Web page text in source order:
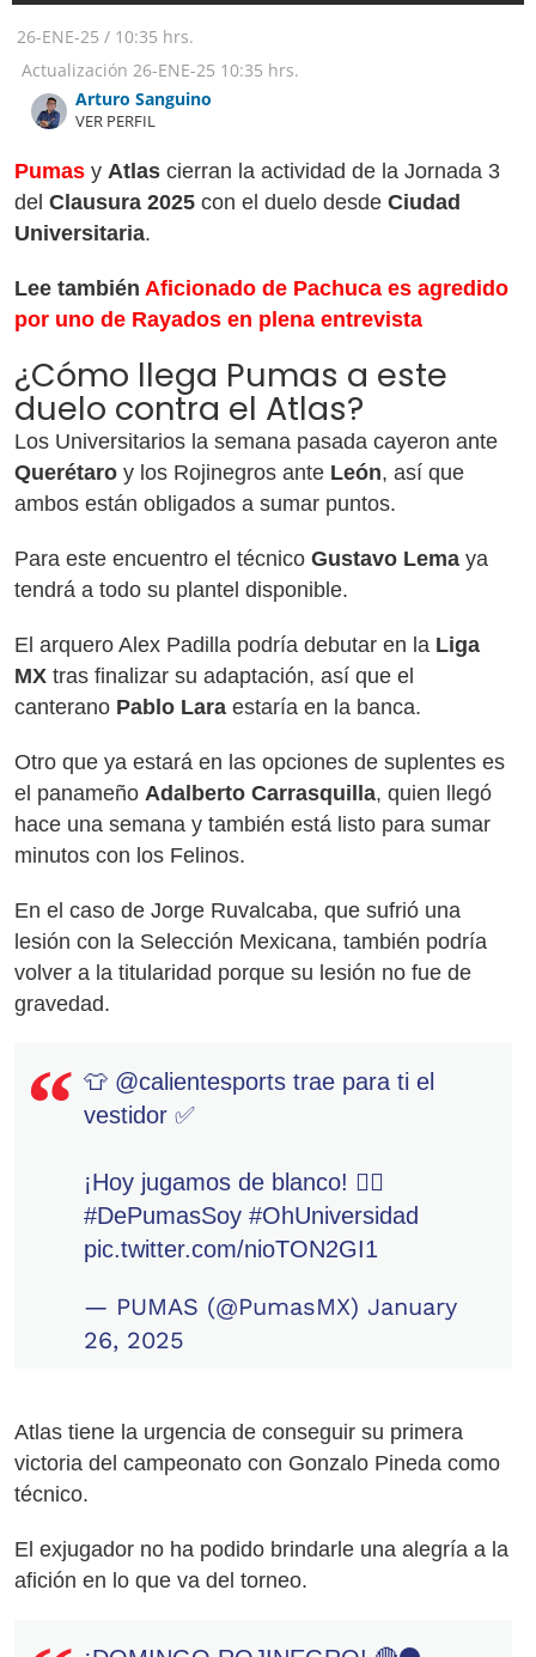
26-ENE-25 / 10:35 hrs.
Actualización 26-ENE-25 10:35 hrs.
Arturo Sanguino
VER PERFIL
Pumas y Atlas cierran la actividad de la Jornada 3
del Clausura 2025 con el duelo desde Ciudad
Universitaria.
Lee también Aficionado de Pachuca es agredido
por uno de Rayados en plena entrevista
¿Cómo llega Pumas a este
duelo contra el Atlas?
Los Universitarios la semana pasada cayeron ante
Querétaro y los Rojinegros ante León, así que
ambos están obligados a sumar puntos.
Para este encuentro el técnico Gustavo Lema ya
tendrá a todo su plantel disponible.
El arquero Alex Padilla podría debutar en la Liga
MX tras finalizar su adaptación, así que el
canterano Pablo Lara estaría en la banca.
Otro que ya estará en las opciones de suplentes es
el panameño Adalberto Carrasquilla, quien llegó
hace una semana y también está listo para sumar
minutos con los Felinos.
En el caso de Jorge Ruvalcaba, que sufrió una
lesión con la Selección Mexicana, también podría
volver a la titularidad porque su lesión no fue de
gravedad.
👕 @calientesports trae para ti el
vestidor ✅
¡Hoy jugamos de blanco! 👌🏻
#DePumasSoy #OhUniversidad
pic.twitter.com/nioTON2GI1
— PUMAS (@PumasMX) January
26, 2025
Atlas tiene la urgencia de conseguir su primera
victoria del campeonato con Gonzalo Pineda como
técnico.
El exjugador no ha podido brindarle una alegría a la
afición en lo que va del torneo.